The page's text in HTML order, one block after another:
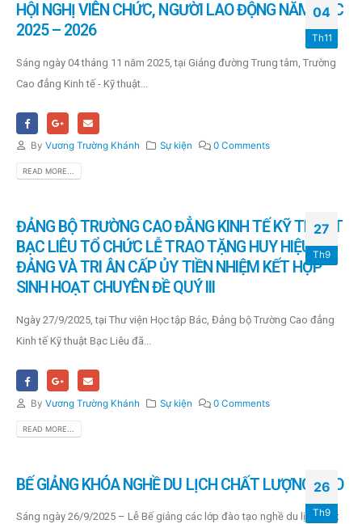
04
Th11
HỘI NGHỊ VIÊN CHỨC, NGƯỜI LAO ĐỘNG NĂM HỌC
2025 – 2026
Sáng ngày 04 tháng 11 năm 2025, tại Giảng đường Trung tâm, Trường
Cao đẳng Kinh tế - Kỹ thuật...
By Vương Trường Khánh Sự kiện 0 Comments
READ MORE...
27
Th9
ĐẢNG BỘ TRƯỜNG CAO ĐẲNG KINH TẾ KỸ THUẬT
BẠC LIÊU TỔ CHỨC LỄ TRAO TẶNG HUY HIỆU
ĐẢNG VÀ TRI ÂN CẤP ỦY TIỀN NHIỆM KẾT HỢP
SINH HOẠT CHUYÊN ĐỀ QUÝ III
Ngày 27/9/2025, tại Thư viện Học tập Bác, Đảng bộ Trường Cao đẳng
Kinh tế Kỹ thuật Bạc Liêu đã...
By Vương Trường Khánh Sự kiện 0 Comments
READ MORE...
26
Th9
BẾ GIẢNG KHÓA NGHỀ DU LỊCH CHẤT LƯỢNG CAO
Sáng ngày 26/9/2025 – Lễ Bế giảng các lớp đào tạo nghề du lịch chất